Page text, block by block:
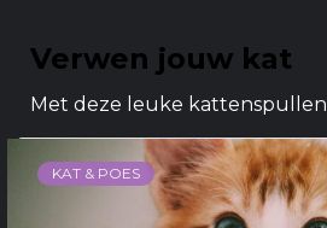
Verwen jouw kat
Met deze leuke kattenspullen
KAT & POES